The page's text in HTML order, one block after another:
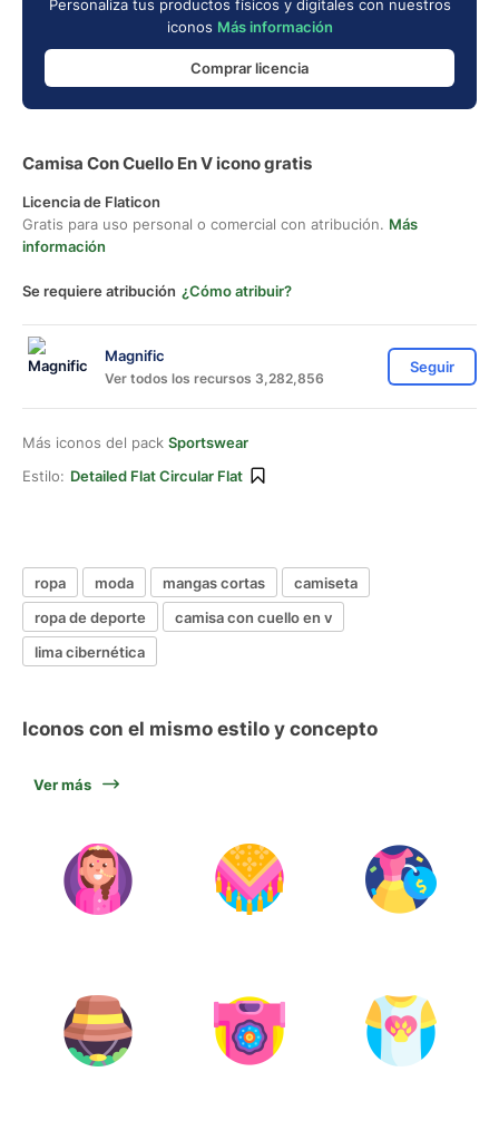
Personaliza tus productos físicos y digitales con nuestros
iconos Más información
Comprar licencia
Camisa Con Cuello En V icono gratis
Licencia de Flaticon
Gratis para uso personal o comercial con atribución. Más
información
Se requiere atribución ¿Cómo atribuir?
Magnific
Ver todos los recursos 3,282,856
Seguir
Más iconos del pack Sportswear
Estilo: Detailed Flat Circular Flat
ropa moda mangas cortas
camiseta
ropa de deporte
camisa con cuello en v
lima cibernética
Iconos con el mismo estilo y concepto
Ver más